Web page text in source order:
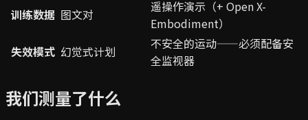
训练数据 图文对
遥操作演示（+ Open X-
Embodiment）
失效模式 幻觉式计划
不安全的运动——必须配备安
全监视器
我们测量了什么